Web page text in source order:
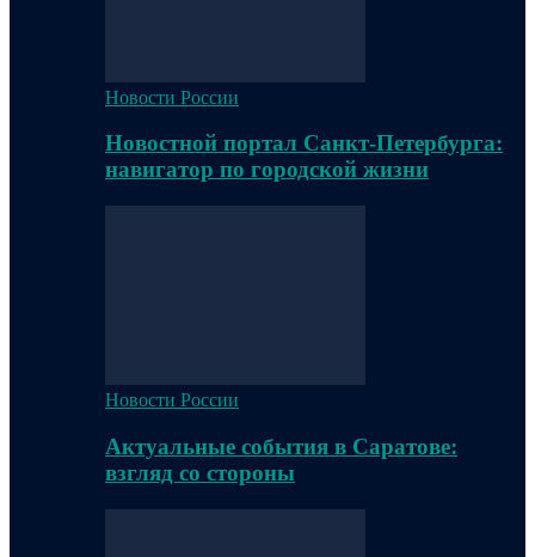
Новости России
Новостной портал Санкт-Петербурга:
навигатор по городской жизни
Новости России
Актуальные события в Саратове:
взгляд со стороны